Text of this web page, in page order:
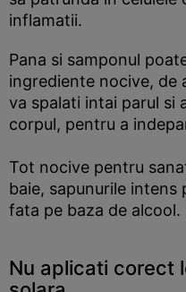
inflamatii.
Pana si samponul
ingrediente nocive, de
va spalati intai parul si
corpul, pentru a
Tot nocive pentru
baie, sapunurile
fata pe baza de alcool.
Nu aplicati corect